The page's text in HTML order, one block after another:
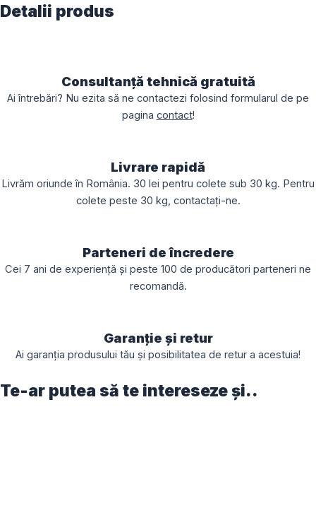
Detalii produs
Consultanță tehnică gratuită
Ai întrebări? Nu ezita să ne contactezi folosind formularul de pe
pagina contact!
Livrare rapidă
Livrăm oriunde în România. 30 lei pentru colete sub 30 kg. Pentru
colete peste 30 kg, contactați-ne.
Parteneri de încredere
Cei 7 ani de experiență și peste 100 de producători parteneri ne
recomandă.
Garanție și retur
Ai garanția produsului tău și posibilitatea de retur a acestuia!
Te-ar putea să te intereseze și..